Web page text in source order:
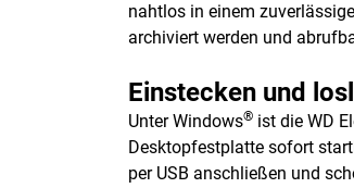
nahtlos in einem
archiviert werden und
Einstecken und
Unter Windows® ist die WD
Desktopfestplatte sofort
per USB anschließen und